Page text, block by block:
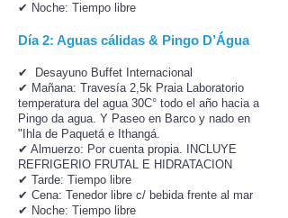
✔ Noche: Tiempo libre
Día 2: Aguas cálidas & Pingo D’Água
✔ Desayuno Buffet Internacional
✔ Mañana: Travesía 2,5k Praia Laboratorio
temperatura del agua 30C° todo el año hacia a
Pingo da agua. Y Paseo en Barco y nado en
"Ihla de Paquetá e Ithangá.
✔ Almuerzo: Por cuenta propia. INCLUYE
REFRIGERIO FRUTAL E HIDRATACION
✔ Tarde: Tiempo libre
✔ Cena: Tenedor libre c/ bebida frente al mar
✔ Noche: Tiempo libre